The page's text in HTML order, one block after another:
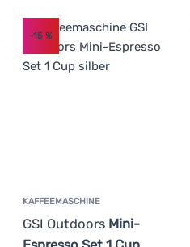
KAFFEEMASCHINE
GSI Outdoors Mini-
-15 %